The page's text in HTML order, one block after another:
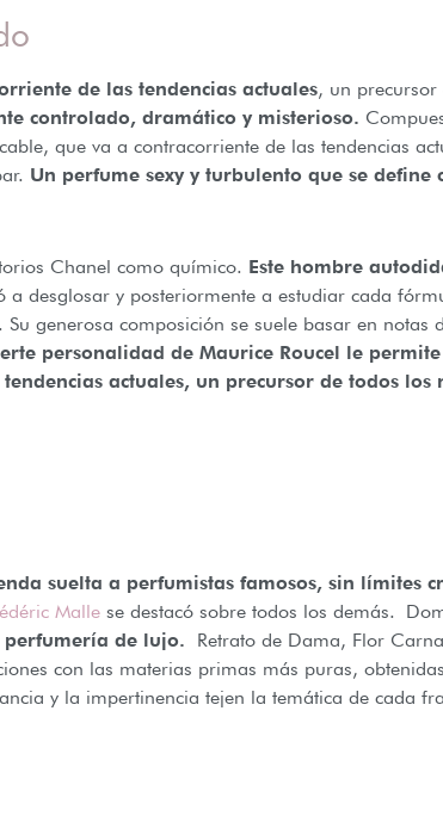
de las tendencias actuales, un precursor
controlado, dramático y misterioso.
que va a contracorriente de las tendencias
Un perfume sexy y turbulento que se define
Chanel como químico. Este hombre
a desglosar y posteriormente a estudiar cada
generosa composición se suele basar en
personalidad de Maurice Roucel le
actuales, un precursor de todos
suelta a perfumistas famosos, sin límites
Malle se destacó sobre todos los demás.
perfumería de lujo. Retrato de Dama, Flor
con las materias primas más puras,
y la impertinencia tejen la temática de cada